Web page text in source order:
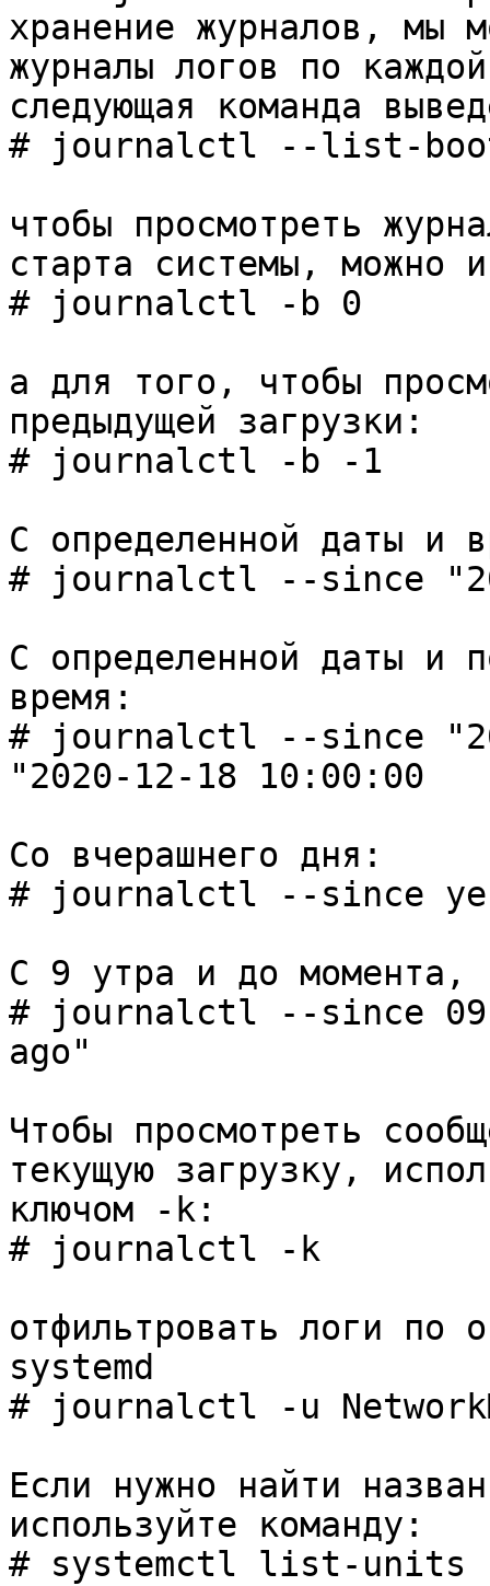
хранение журналов, мы
журналы логов по
следующая команда
# journalctl --list-
чтобы просмотреть
старта системы, можно
# journalctl -b 0
а для того, чтобы
предыдущей загрузки:
# journalctl -b -1
С определенной даты и
# journalctl --since
С определенной даты и
время:
# journalctl --since
"2020-12-18 10:00:00
Со вчерашнего дня:
# journalctl --since
С 9 утра и до момента,
# journalctl --since
ago"
Чтобы просмотреть
текущую загрузку,
ключом -k:
# journalctl -k
отфильтровать логи по
systemd
# journalctl -u
Если нужно найти
используйте команду:
# systemctl list-units